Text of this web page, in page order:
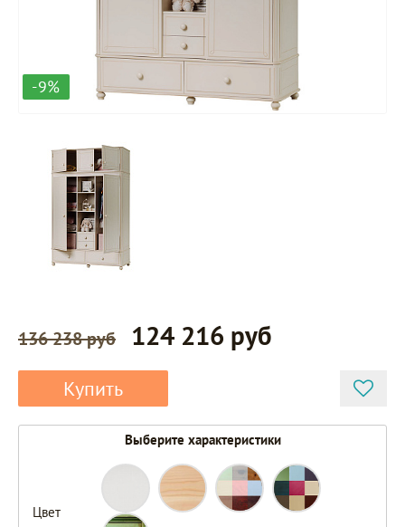
-9%
136 238 руб 124 216 руб
Купить
Выберите характеристики
Цвет